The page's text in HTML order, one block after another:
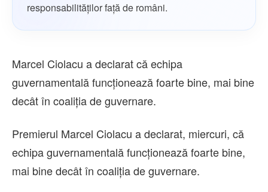
responsabilităților față de români.
Marcel Ciolacu a declarat că echipa
guvernamentală funcţionează foarte bine, mai bine
decât în coaliţia de guvernare.
Premierul Marcel Ciolacu a declarat, miercuri, că
echipa guvernamentală funcţionează foarte bine,
mai bine decât în coaliţia de guvernare.